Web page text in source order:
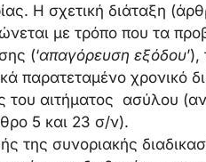
Η σχετική διάταξη
με τρόπο που τα
(‘απαγόρευση εξόδου
παρατεταμένο χρονικό
του αιτήματος ασύλου
5 και 23 σ/ν).
της συνοριακής